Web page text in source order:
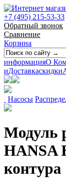
+7 (495) 215-53-33
Обратный звонок
Сравнение
Корзина
информацияО
иДоставкаскидки
Насосы
Модуль
HANSA
контура